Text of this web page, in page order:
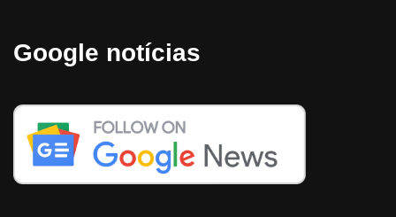
Google notícias